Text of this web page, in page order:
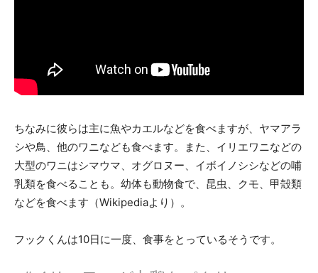
ちなみに彼らは主に魚やカエルなどを食べますが、ヤマアラ
シや鳥、他のワニなども食べます。また、イリエワニなどの
大型のワニはシマウマ、オグロヌー、イボイノシシなどの哺
乳類を食べることも。幼体も動物食で、昆虫、クモ、甲殻類
などを食べます（Wikipediaより）。
フックくんは10日に一度、食事をとっているそうです。